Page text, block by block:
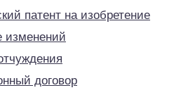
патент на изобретение
изменений
договор